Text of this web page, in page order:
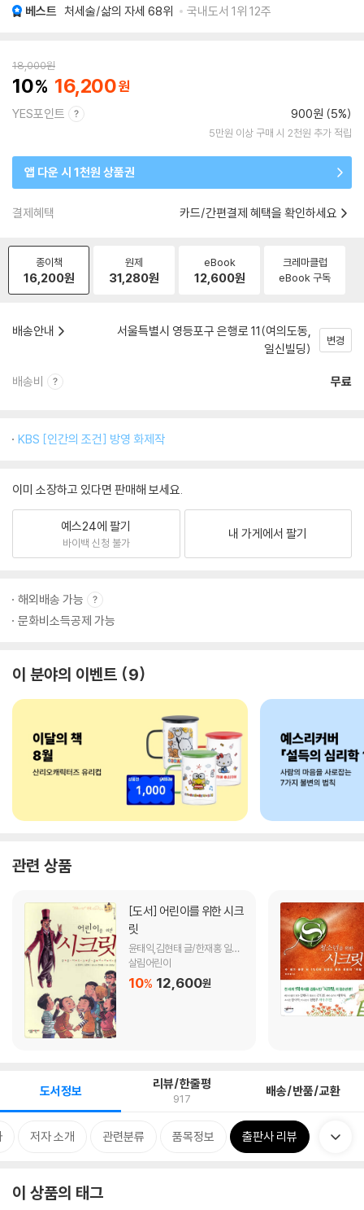
베스트 처세술/삶의 자세 68위 국내도서 1위 12주
18,000원
10 16,200
YES포인트 900원 (5%)
5만원 이상 구매 시 2천원 추가 적립
앱 다운 시 1천원 상품권
결제혜택 카드/간편결제 혜택을 확인하세요
종이책
16,200원
원제
31,280원
eBook
12,600원
크레마클럽
eBook 구독
배송안내
서울특별시 영등포구 은행로 11(여의도동,
일신빌딩)
변경
배송비 무료
KBS [인간의 조건] 방영 화제작
이미 소장하고 있다면 판매해 보세요.
예스24에 팔기
바이백 신청 불가
내 가게에서 팔기
해외배송 가능
문화비소득공제 가능
이 분야의 이벤트 9
관련 상품
[도서]
릿
윤태익,김현태 글/한재홍 일러
스트/강성남 만화
살림어린이
10% 12,600원
도서정보 리뷰/한줄평
917 배송/반품/교환
저자 소개 관련분류 품목정보 출판사 리뷰
이 상품의 태그